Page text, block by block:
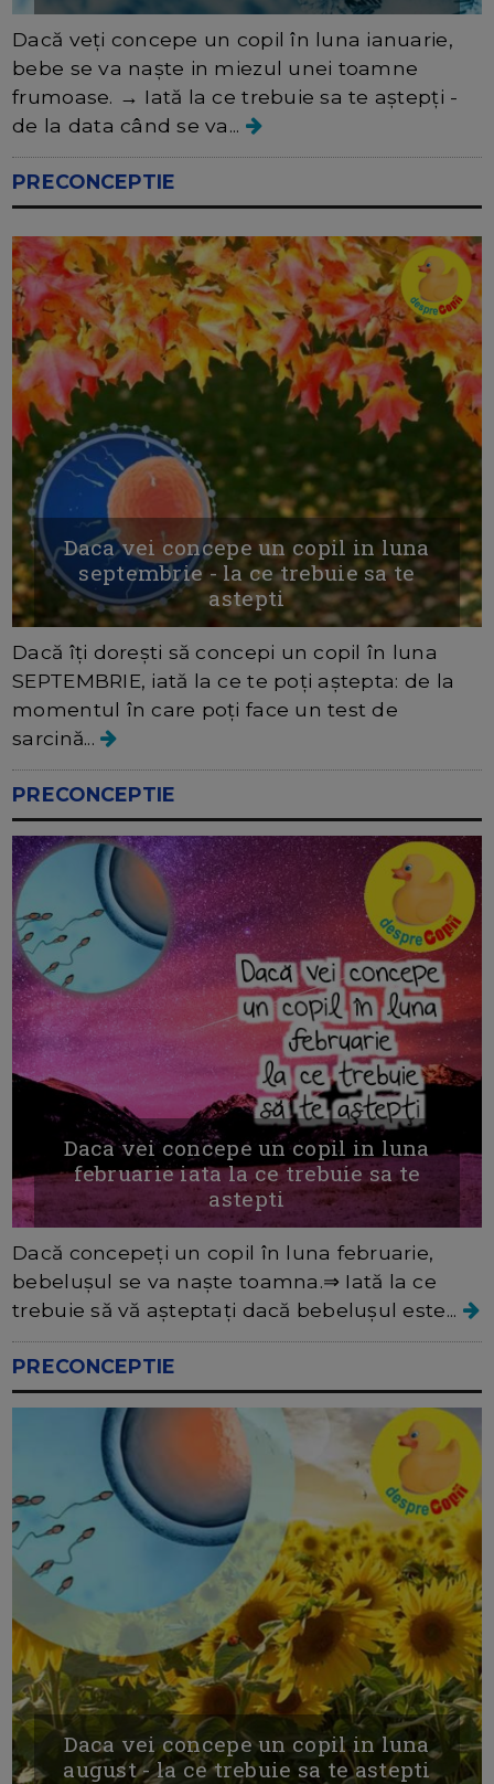
Dacă veți concepe un copil în luna ianuarie,
bebe se va naște in miezul unei toamne
frumoase. → Iată la ce trebuie sa te aștepți -
de la data când se va...
PRECONCEPTIE
Daca vei concepe un copil in luna
septembrie - la ce trebuie sa te
astepti
Dacă îți dorești să concepi un copil în luna
SEPTEMBRIE, iată la ce te poți aștepta: de la
momentul în care poți face un test de
sarcină...
PRECONCEPTIE
Daca vei concepe un copil in luna
februarie iata la ce trebuie sa te
astepti
Dacă concepeți un copil în luna februarie,
bebelușul se va naște toamna.⇒ Iată la ce
trebuie să vă așteptați dacă bebelușul este...
PRECONCEPTIE
Daca vei concepe un copil in luna
august - la ce trebuie sa te astepti